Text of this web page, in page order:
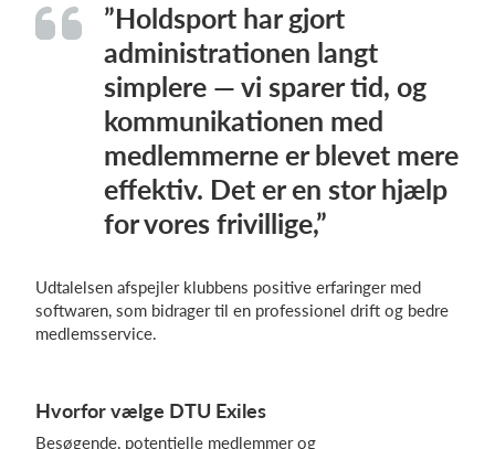
”Holdsport har gjort
administrationen langt
simplere — vi sparer tid, og
kommunikationen med
medlemmerne er blevet mere
effektiv. Det er en stor hjælp
for vores frivillige,”
Udtalelsen afspejler klubbens positive erfaringer med
softwaren, som bidrager til en professionel drift og bedre
medlemsservice.
Hvorfor vælge DTU Exiles
Besøgende, potentielle medlemmer og